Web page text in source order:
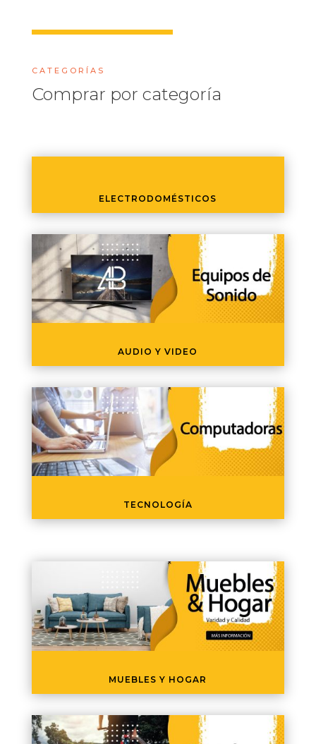
CATEGORÍAS
Comprar por categoría
ELECTRODOMÉSTICOS
AUDIO Y VIDEO
TECNOLOGÍA
MUEBLES Y HOGAR